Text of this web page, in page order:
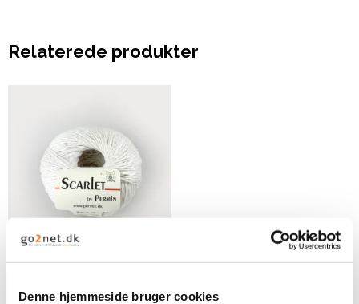
Denne hjemmeside bruger cookies
Relaterede produkter